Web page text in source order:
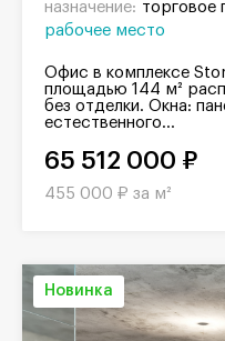
назначение: торговое
рабочее место
Офис в комплексе
площадью 144 м²
без отделки. Окна:
естественного...
65 512 000 ₽
455 000 ₽ за м²
Новинка